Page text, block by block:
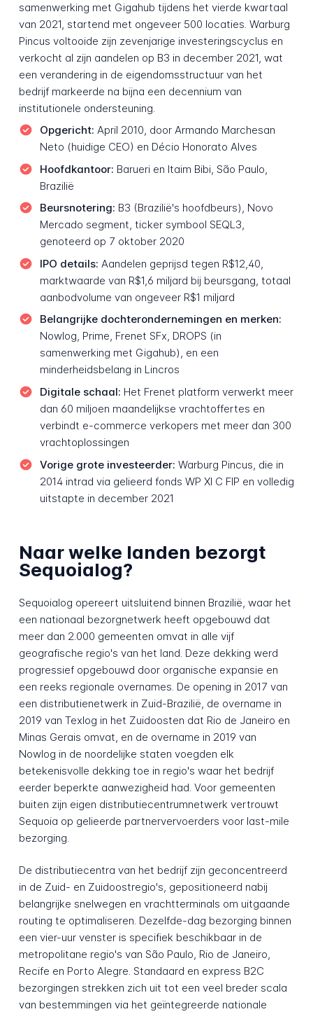
samenwerking met Gigahub tijdens het vierde kwartaal
van 2021, startend met ongeveer 500 locaties. Warburg
Pincus voltooide zijn zevenjarige investeringscyclus en
verkocht al zijn aandelen op B3 in december 2021, wat
een verandering in de eigendomsstructuur van het
bedrijf markeerde na bijna een decennium van
institutionele ondersteuning.
Opgericht: April 2010, door Armando Marchesan
Neto (huidige CEO) en Décio Honorato Alves
Hoofdkantoor: Barueri en Itaim Bibi, São Paulo,
Brazilië
Beursnotering: B3 (Brazilië's hoofdbeurs), Novo
Mercado segment, ticker symbool SEQL3,
genoteerd op 7 oktober 2020
IPO details: Aandelen geprijsd tegen R$12,40,
marktwaarde van R$1,6 miljard bij beursgang, totaal
aanbodvolume van ongeveer R$1 miljard
Belangrijke dochterondernemingen en merken:
Nowlog, Prime, Frenet SFx, DROPS (in
samenwerking met Gigahub), en een
minderheidsbelang in Lincros
Digitale schaal: Het Frenet platform verwerkt meer
dan 60 miljoen maandelijkse vrachtoffertes en
verbindt e-commerce verkopers met meer dan 300
vrachtoplossingen
Vorige grote investeerder: Warburg Pincus, die in
2014 intrad via gelieerd fonds WP XI C FIP en volledig
uitstapte in december 2021
Naar welke landen bezorgt
Sequoialog?
Sequoialog opereert uitsluitend binnen Brazilië, waar het
een nationaal bezorgnetwerk heeft opgebouwd dat
meer dan 2.000 gemeenten omvat in alle vijf
geografische regio's van het land. Deze dekking werd
progressief opgebouwd door organische expansie en
een reeks regionale overnames. De opening in 2017 van
een distributienetwerk in Zuid-Brazilië, de overname in
2019 van Texlog in het Zuidoosten dat Rio de Janeiro en
Minas Gerais omvat, en de overname in 2019 van
Nowlog in de noordelijke staten voegden elk
betekenisvolle dekking toe in regio's waar het bedrijf
eerder beperkte aanwezigheid had. Voor gemeenten
buiten zijn eigen distributiecentrumnetwerk vertrouwt
Sequoia op gelieerde partnervervoerders voor last-mile
bezorging.
De distributiecentra van het bedrijf zijn geconcentreerd
in de Zuid- en Zuidoostregio's, gepositioneerd nabij
belangrijke snelwegen en vrachtterminals om uitgaande
routing te optimaliseren. Dezelfde-dag bezorging binnen
een vier-uur venster is specifiek beschikbaar in de
metropolitane regio's van São Paulo, Rio de Janeiro,
Recife en Porto Alegre. Standaard en express B2C
bezorgingen strekken zich uit tot een veel breder scala
van bestemmingen via het geïntegreerde nationale